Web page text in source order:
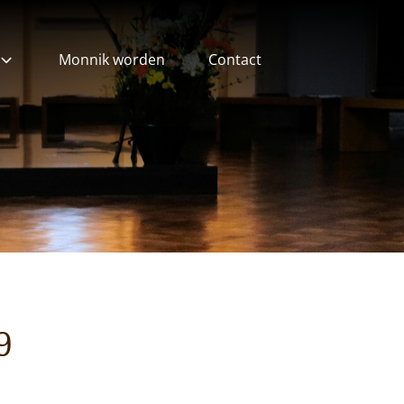
Monnik worden Contact